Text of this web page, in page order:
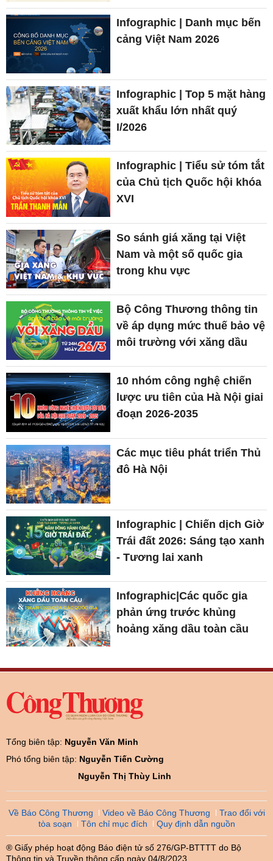
Infographic | Danh mục bến
cảng Việt Nam 2026
Infographic | Top 5 mặt hàng
xuất khẩu lớn nhất quý
I/2026
Infographic | Tiểu sử tóm tắt
của Chủ tịch Quốc hội khóa
XVI
So sánh giá xăng tại Việt
Nam và một số quốc gia
trong khu vực
Bộ Công Thương thông tin
về áp dụng mức thuế bảo vệ
môi trường với xăng dầu
10 nhóm công nghệ chiến
lược ưu tiên của Hà Nội giai
đoạn 2026-2035
Các mục tiêu phát triển Thủ
đô Hà Nội
Infographic | Chiến dịch Giờ
Trái đất 2026: Sáng tạo xanh
- Tương lai xanh
Infographic|Các quốc gia
phản ứng trước khủng
hoảng xăng dầu toàn cầu
Tổng biên tập: Nguyễn Văn Minh
Phó tổng biên tập: Nguyễn Tiến Cường
Nguyễn Thị Thùy Linh
Về Báo Công Thương Video về Báo Công Thương
Trao đổi với
tòa soạn
Tôn chỉ mục đích Quy định dẫn nguồn
® Giấy phép hoạt động Báo điện tử số 276/GP-BTTTT do Bộ
Thông tin và Truyền thông cấp ngày 04/8/2023